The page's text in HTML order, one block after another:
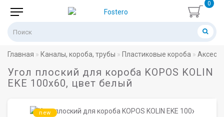
0
Главная Каналы, короба, трубы Пластиковые короба
Угол плоский для короба KOPOS KOLIN
EKE 100х60, цвет белый
new